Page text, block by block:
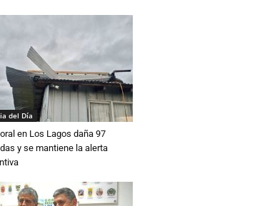
del Día
en Los Lagos daña 97
y se mantiene la alerta